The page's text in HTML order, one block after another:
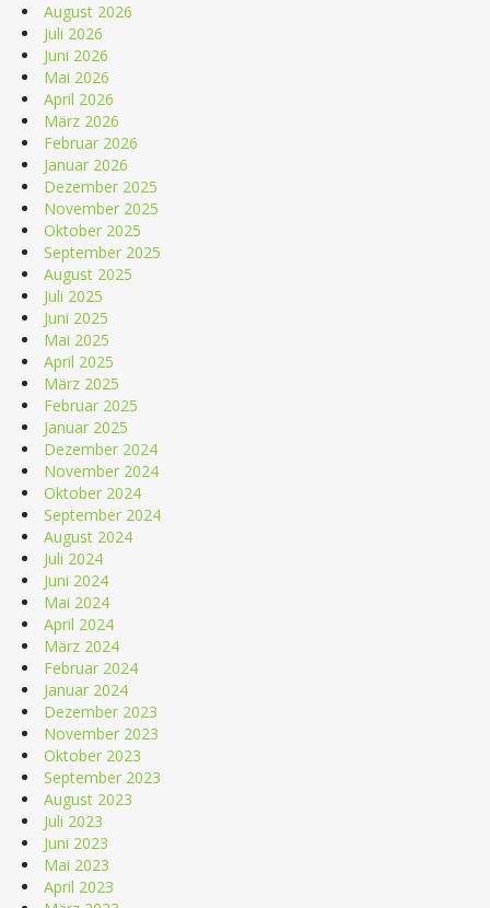
August 2026
Juli 2026
Juni 2026
Mai 2026
April 2026
März 2026
Februar 2026
Januar 2026
Dezember 2025
November 2025
Oktober 2025
September 2025
August 2025
Juli 2025
Juni 2025
Mai 2025
April 2025
März 2025
Februar 2025
Januar 2025
Dezember 2024
November 2024
Oktober 2024
September 2024
August 2024
Juli 2024
Juni 2024
Mai 2024
April 2024
März 2024
Februar 2024
Januar 2024
Dezember 2023
November 2023
Oktober 2023
September 2023
August 2023
Juli 2023
Juni 2023
Mai 2023
April 2023